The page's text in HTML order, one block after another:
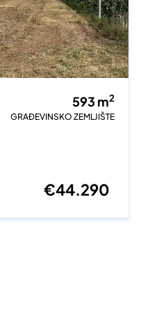
593 m2
GRAĐEVINSKO ZEMLJIŠTE
€44.290